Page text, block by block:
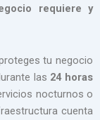
requiere y
tu negocio
las 24 horas
nocturnos o
cuenta